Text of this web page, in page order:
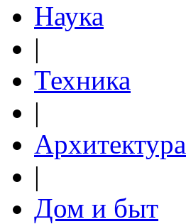
Наука
|
Техника
|
Архитектура
|
Дом и быт